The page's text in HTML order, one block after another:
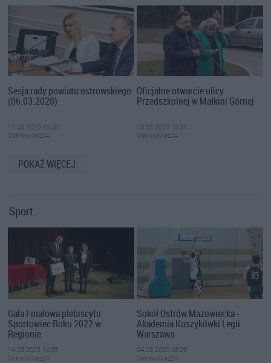
Sesja rady powiatu ostrowskiego
(06.03.2020)
11.03.2020 15:50
OstrowMaz24
Oficjalne otwarcie ulicy
Przedszkolnej w Małkini Górnej
10.03.2020 15:31
OstrowMaz24
POKAŻ WIĘCEJ
Sport
Gala Finałowa plebiscytu
Sportowiec Roku 2022 w
Regionie
14.03.2023 10:35
OstrowMaz24
Sokół Ostrów Mazowiecka -
Akademia Koszykówki Legii
Warszawa
04.03.2020 08:26
OstrowMaz24